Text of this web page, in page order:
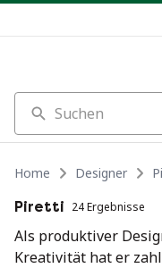
Suchen
Home Designer
Piretti 24 Ergebnisse
Als produktiver
Kreativität hat er